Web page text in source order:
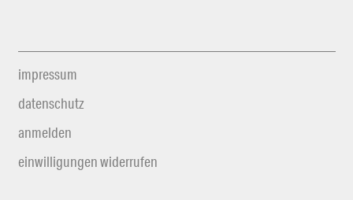
impressum
datenschutz
anmelden
einwilligungen widerrufen